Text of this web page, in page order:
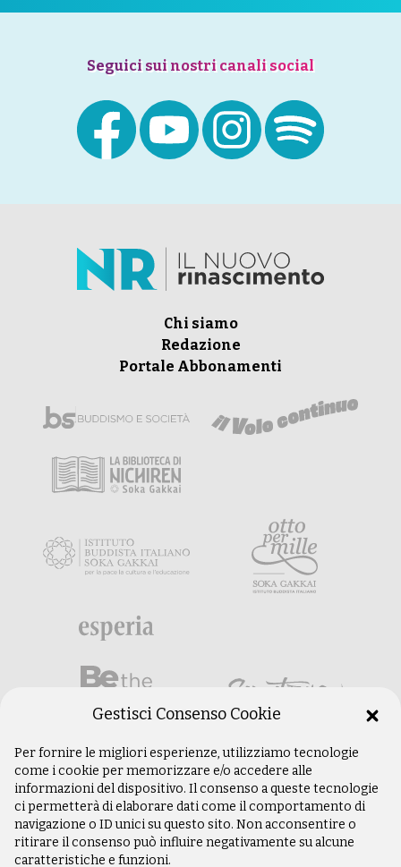
Seguici sui nostri canali social
Chi siamo
Redazione
Portale Abbonamenti
Gestisci Consenso Cookie
Per fornire le migliori esperienze, utilizziamo tecnologie
come i cookie per memorizzare e/o accedere alle
informazioni del dispositivo. Il consenso a queste tecnologie
ci permetterà di elaborare dati come il comportamento di
navigazione o ID unici su questo sito. Non acconsentire o
ritirare il consenso può influire negativamente su alcune
caratteristiche e funzioni.